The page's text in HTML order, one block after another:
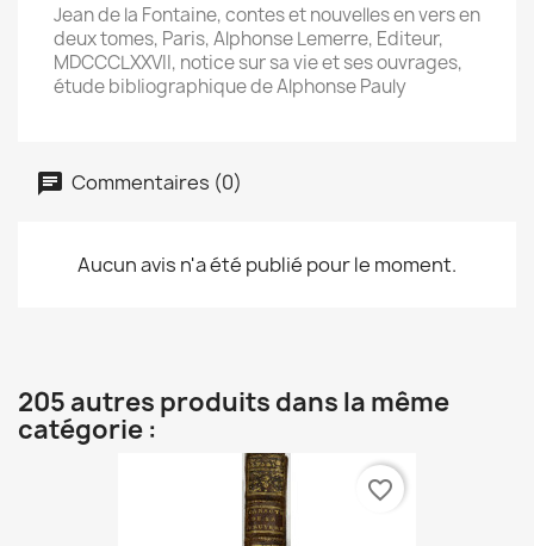
Jean de la Fontaine, contes et nouvelles en vers en
deux tomes, Paris, Alphonse Lemerre, Editeur,
MDCCCLXXVII, notice sur sa vie et ses ouvrages,
étude bibliographique de Alphonse Pauly
Commentaires (0)
Aucun avis n'a été publié pour le moment.
205 autres produits dans la même
catégorie :
favorite_border